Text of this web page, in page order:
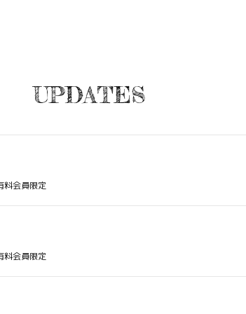
UPDATES
料会員限定
料会員限定